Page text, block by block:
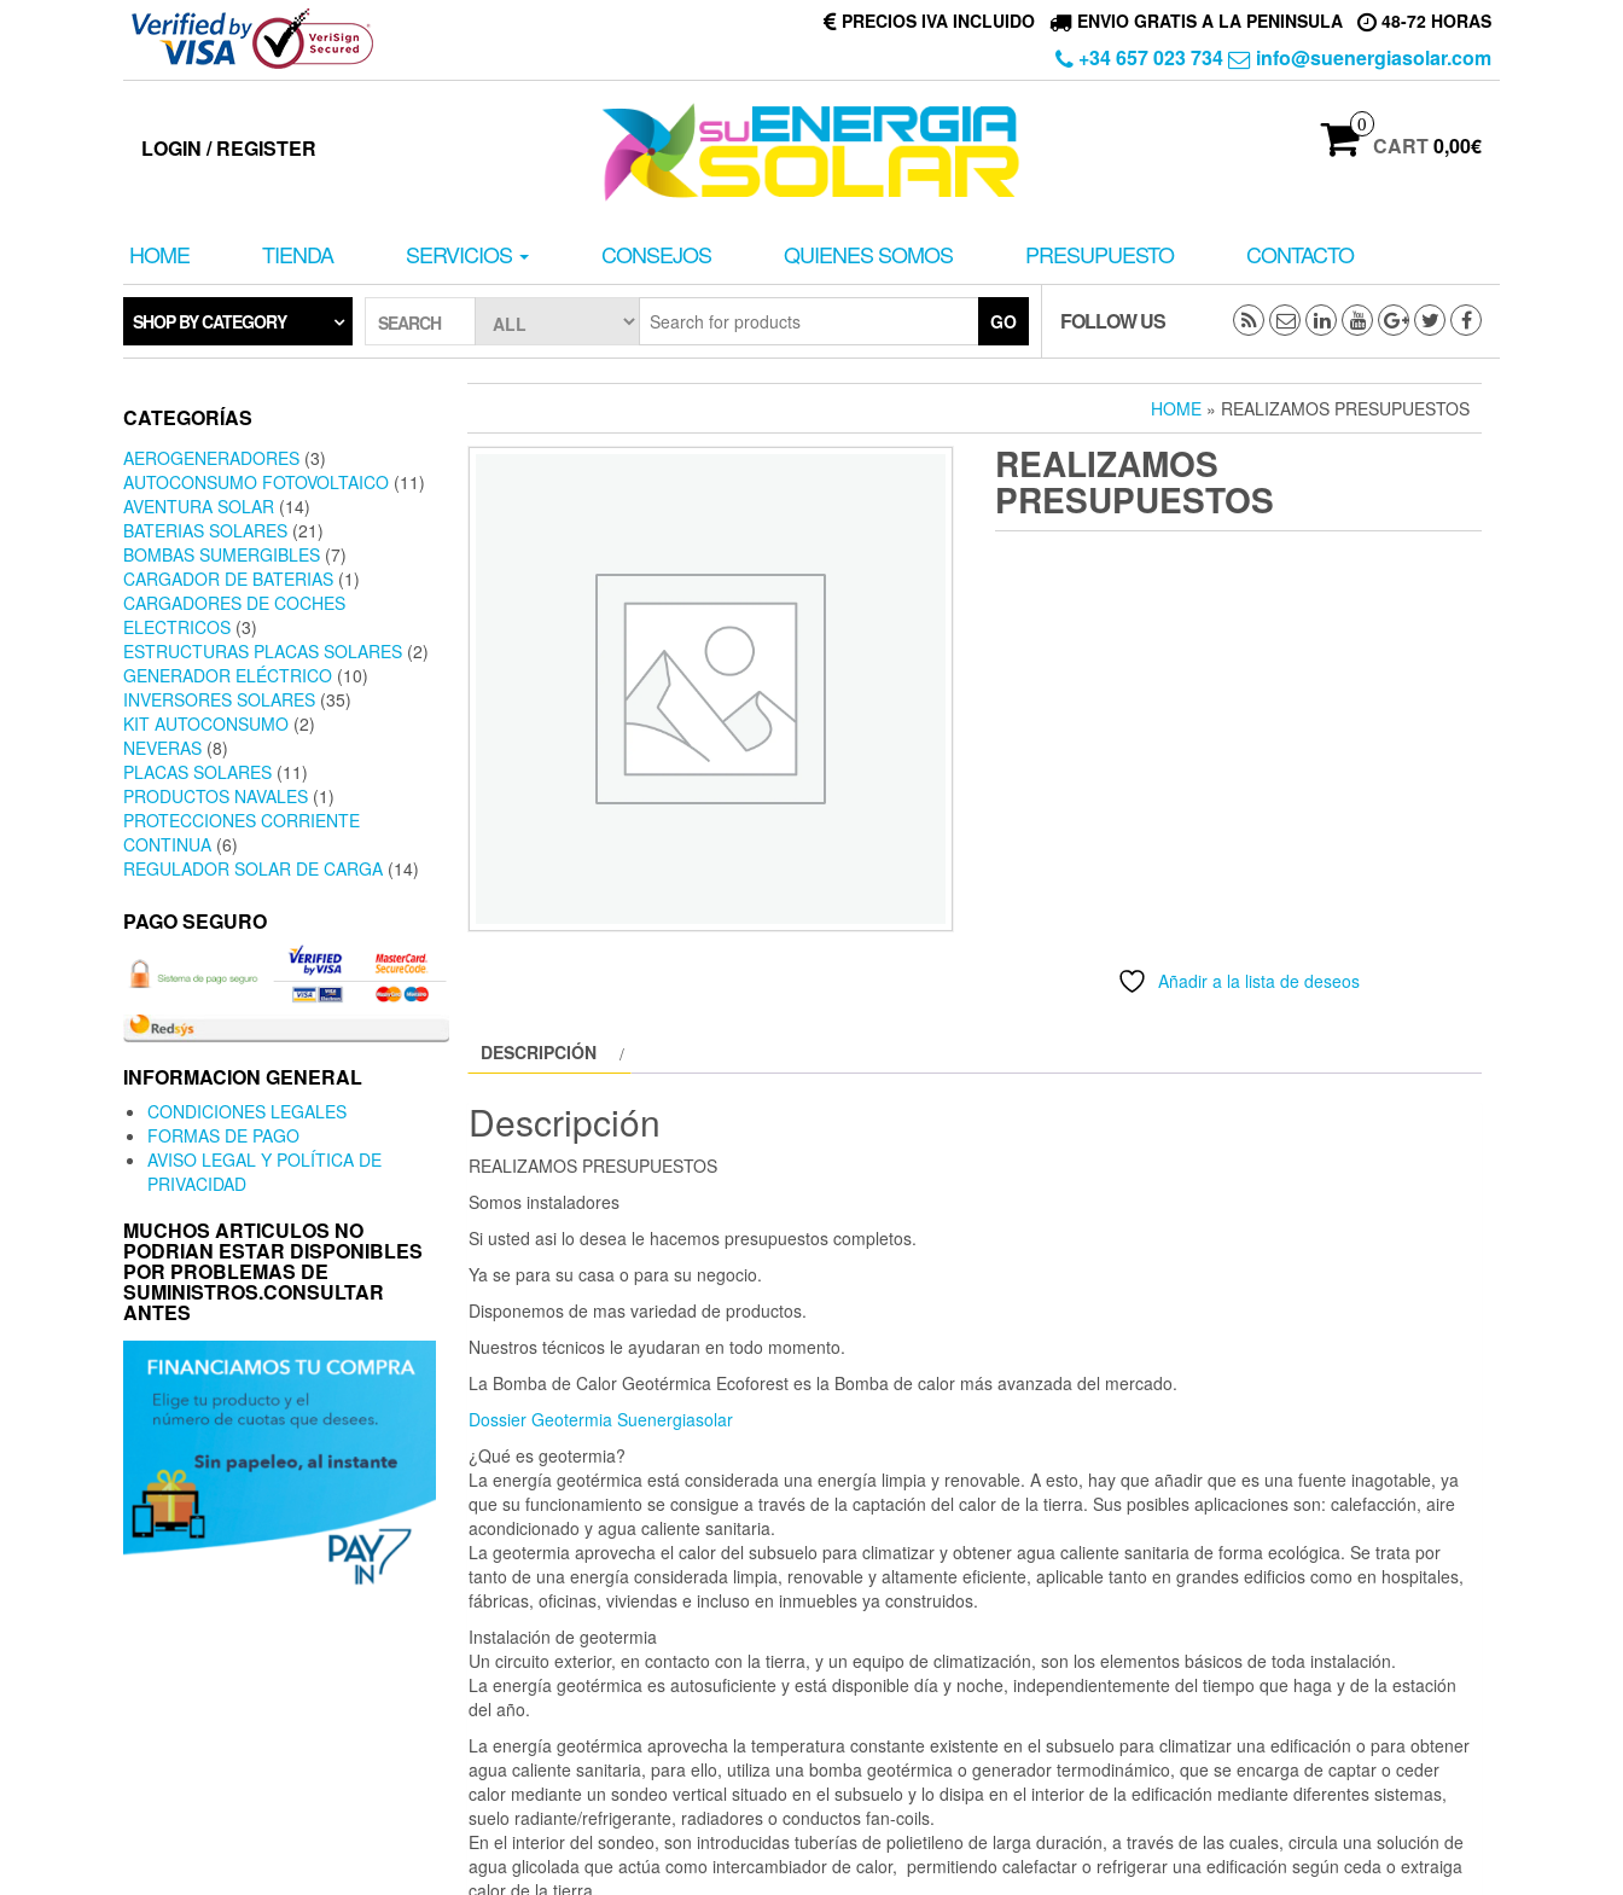
PRECIOS IVA INCLUIDO ENVIO GRATIS A LA PENINSULA 48-72 HORAS
+34 657 023 734 info@suenergiasolar.com
LOGIN / REGISTER
0
CART0,00€
HOME TIENDA SERVICIOS CONSEJOS QUIENES SOMOS PRESUPUESTO CONTACTO
SHOP BY CATEGORY SEARCH GO FOLLOW US
CATEGORÍAS
AEROGENERADORES (3)
AUTOCONSUMO FOTOVOLTAICO (11)
AVENTURA SOLAR (14)
BATERIAS SOLARES (21)
BOMBAS SUMERGIBLES (7)
CARGADOR DE BATERIAS (1)
CARGADORES DE COCHES
ELECTRICOS (3)
ESTRUCTURAS PLACAS SOLARES (2)
GENERADOR ELÉCTRICO (10)
INVERSORES SOLARES (35)
KIT AUTOCONSUMO (2)
NEVERAS (8)
PLACAS SOLARES (11)
PRODUCTOS NAVALES (1)
PROTECCIONES CORRIENTE
CONTINUA (6)
REGULADOR SOLAR DE CARGA (14)
PAGO SEGURO
INFORMACION GENERAL
CONDICIONES LEGALES
FORMAS DE PAGO
AVISO LEGAL Y POLÍTICA DE
PRIVACIDAD
MUCHOS ARTICULOS NO
PODRIAN ESTAR DISPONIBLES
POR PROBLEMAS DE
SUMINISTROS.CONSULTAR
ANTES
HOME » REALIZAMOS PRESUPUESTOS
REALIZAMOS
PRESUPUESTOS
Añadir a la lista de deseos
DESCRIPCIÓN
Descripción
REALIZAMOS PRESUPUESTOS
Somos instaladores
Si usted asi lo desea le hacemos presupuestos completos.
Ya se para su casa o para su negocio.
Disponemos de mas variedad de productos.
Nuestros técnicos le ayudaran en todo momento.
La Bomba de Calor Geotérmica Ecoforest es la Bomba de calor más avanzada del mercado.
Dossier Geotermia Suenergiasolar
¿Qué es geotermia?
La energía geotérmica está considerada una energía limpia y renovable. A esto, hay que añadir que es una fuente inagotable, ya
que su funcionamiento se consigue a través de la captación del calor de la tierra. Sus posibles aplicaciones son: calefacción, aire
acondicionado y agua caliente sanitaria.
La geotermia aprovecha el calor del subsuelo para climatizar y obtener agua caliente sanitaria de forma ecológica. Se trata por
tanto de una energía considerada limpia, renovable y altamente eficiente, aplicable tanto en grandes edificios como en hospitales,
fábricas, oficinas, viviendas e incluso en inmuebles ya construidos.
Instalación de geotermia
Un circuito exterior, en contacto con la tierra, y un equipo de climatización, son los elementos básicos de toda instalación.
La energía geotérmica es autosuficiente y está disponible día y noche, independientemente del tiempo que haga y de la estación
del año.
La energía geotérmica aprovecha la temperatura constante existente en el subsuelo para climatizar una edificación o para obtener
agua caliente sanitaria, para ello, utiliza una bomba geotérmica o generador termodinámico, que se encarga de captar o ceder
calor mediante un sondeo vertical situado en el subsuelo y lo disipa en el interior de la edificación mediante diferentes sistemas,
suelo radiante/refrigerante, radiadores o conductos fan-coils.
En el interior del sondeo, son introducidas tuberías de polietileno de larga duración, a través de las cuales, circula una solución de
agua glicolada que actúa como intercambiador de calor, permitiendo calefactar o refrigerar una edificación según ceda o extraiga